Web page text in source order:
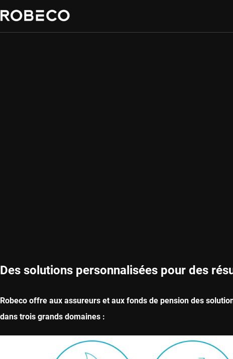
Des solutions personnalisées pour des
Robeco offre aux assureurs et aux fonds de pension des
dans trois grands domaines :